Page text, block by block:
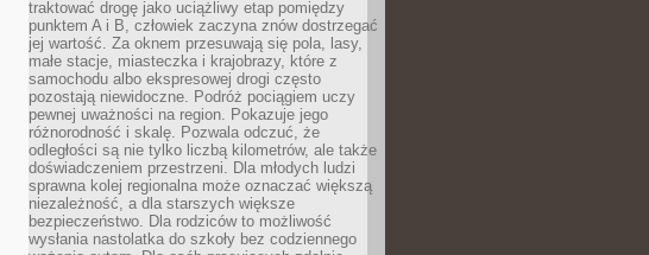
traktować drogę jako uciążliwy etap pomiędzy
punktem A i B, człowiek zaczyna znów dostrzegać
jej wartość. Za oknem przesuwają się pola, lasy,
małe stacje, miasteczka i krajobrazy, które z
samochodu albo ekspresowej drogi często
pozostają niewidoczne. Podróż pociągiem uczy
pewnej uważności na region. Pokazuje jego
różnorodność i skalę. Pozwala odczuć, że
odległości są nie tylko liczbą kilometrów, ale także
doświadczeniem przestrzeni. Dla młodych ludzi
sprawna kolej regionalna może oznaczać większą
niezależność, a dla starszych większe
bezpieczeństwo. Dla rodziców to możliwość
wysłania nastolatka do szkoły bez codziennego